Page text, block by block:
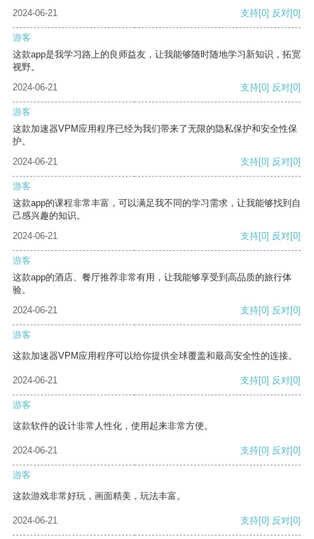
2024-06-21 支持[0] 反对[0]
游客
这款app是我学习路上的良师益友，让我能够随时随地学习新知识，拓宽
视野。
2024-06-21
支持[0] 反对[0]
游客
这款加速器VPM应用程序已经为我们带来了无限的隐私保护和安全性保
护。
2024-06-21
支持[0] 反对[0]
游客
这款app的课程非常丰富，可以满足我不同的学习需求，让我能够找到自
己感兴趣的知识。
2024-06-21
支持[0] 反对[0]
游客
这款app的酒店、餐厅推荐非常有用，让我能够享受到高品质的旅行体
验。
2024-06-21
支持[0] 反对[0]
游客
这款加速器VPM应用程序可以给你提供全球覆盖和最高安全性的连接。
2024-06-21 支持[0] 反对[0]
游客
这款软件的设计非常人性化，使用起来非常方便。
2024-06-21 支持[0] 反对[0]
游客
这款游戏非常好玩，画面精美，玩法丰富。
2024-06-21 支持[0] 反对[0]